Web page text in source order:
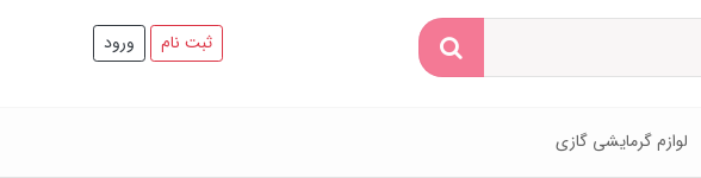
ثبت نام ورود
لوازم گرمایشی گازی